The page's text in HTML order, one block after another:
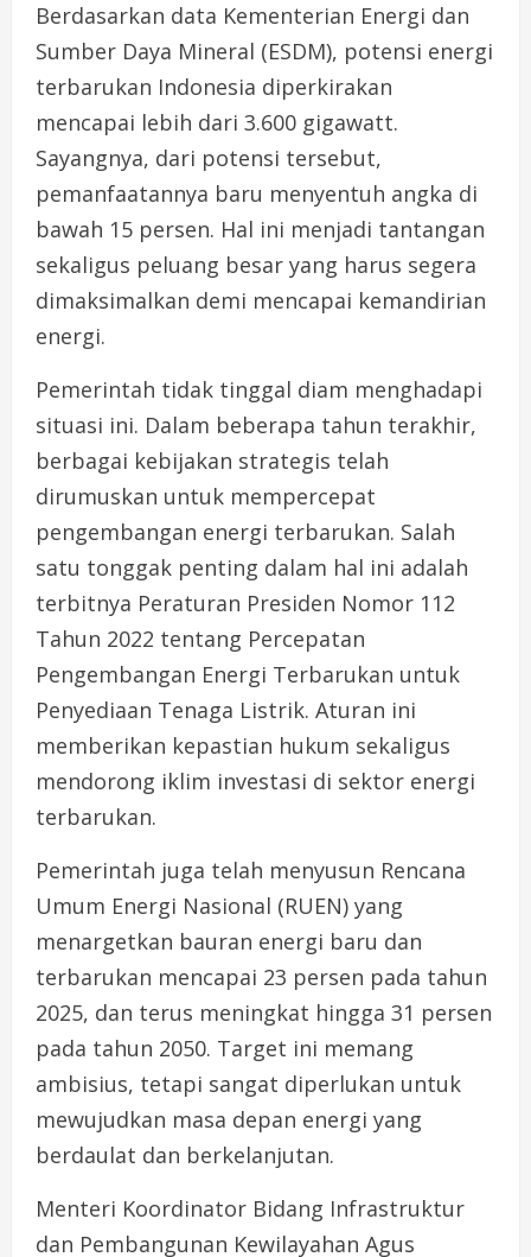
Berdasarkan data Kementerian Energi dan
Sumber Daya Mineral (ESDM), potensi energi
terbarukan Indonesia diperkirakan
mencapai lebih dari 3.600 gigawatt.
Sayangnya, dari potensi tersebut,
pemanfaatannya baru menyentuh angka di
bawah 15 persen. Hal ini menjadi tantangan
sekaligus peluang besar yang harus segera
dimaksimalkan demi mencapai kemandirian
energi.
Pemerintah tidak tinggal diam menghadapi
situasi ini. Dalam beberapa tahun terakhir,
berbagai kebijakan strategis telah
dirumuskan untuk mempercepat
pengembangan energi terbarukan. Salah
satu tonggak penting dalam hal ini adalah
terbitnya Peraturan Presiden Nomor 112
Tahun 2022 tentang Percepatan
Pengembangan Energi Terbarukan untuk
Penyediaan Tenaga Listrik. Aturan ini
memberikan kepastian hukum sekaligus
mendorong iklim investasi di sektor energi
terbarukan.
Pemerintah juga telah menyusun Rencana
Umum Energi Nasional (RUEN) yang
menargetkan bauran energi baru dan
terbarukan mencapai 23 persen pada tahun
2025, dan terus meningkat hingga 31 persen
pada tahun 2050. Target ini memang
ambisius, tetapi sangat diperlukan untuk
mewujudkan masa depan energi yang
berdaulat dan berkelanjutan.
Menteri Koordinator Bidang Infrastruktur
dan Pembangunan Kewilayahan Agus